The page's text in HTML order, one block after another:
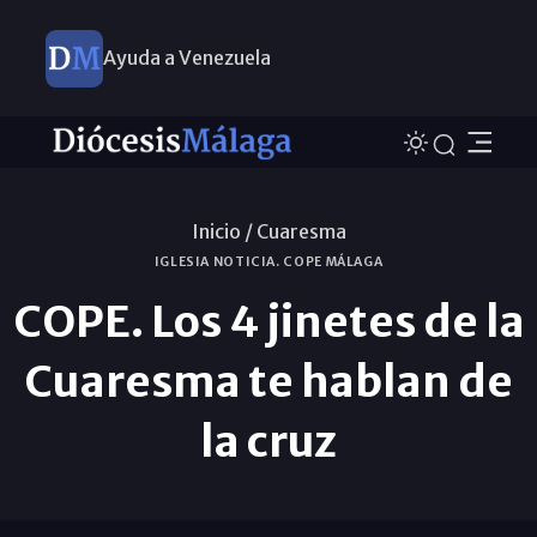
Ayuda a Venezuela
Inicio / Cuaresma
IGLESIA NOTICIA. COPE MÁLAGA
COPE. Los 4 jinetes de la
Cuaresma te hablan de
la cruz